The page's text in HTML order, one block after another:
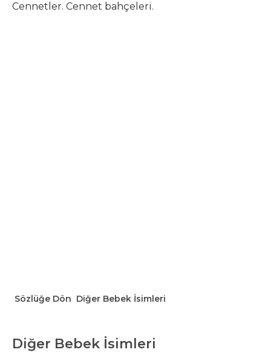
Cennetler. Cennet bahçeleri.
Sözlüğe Dön Diğer Bebek İsimleri
Diğer Bebek İsimleri